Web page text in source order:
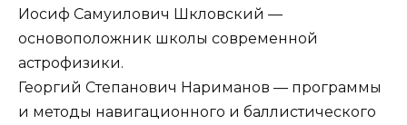
Иосиф Самуилович Шкловский —
основоположник школы современной
астрофизики.
Георгий Степанович Нариманов — программы
и методы навигационного и баллистического